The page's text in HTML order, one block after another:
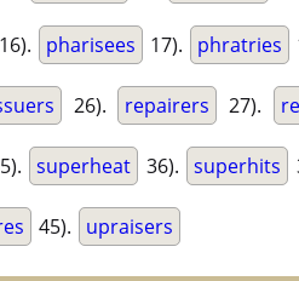
16). pharisees 17). phratries
26). repairers 27).
superheat 36). superhits
45). upraisers